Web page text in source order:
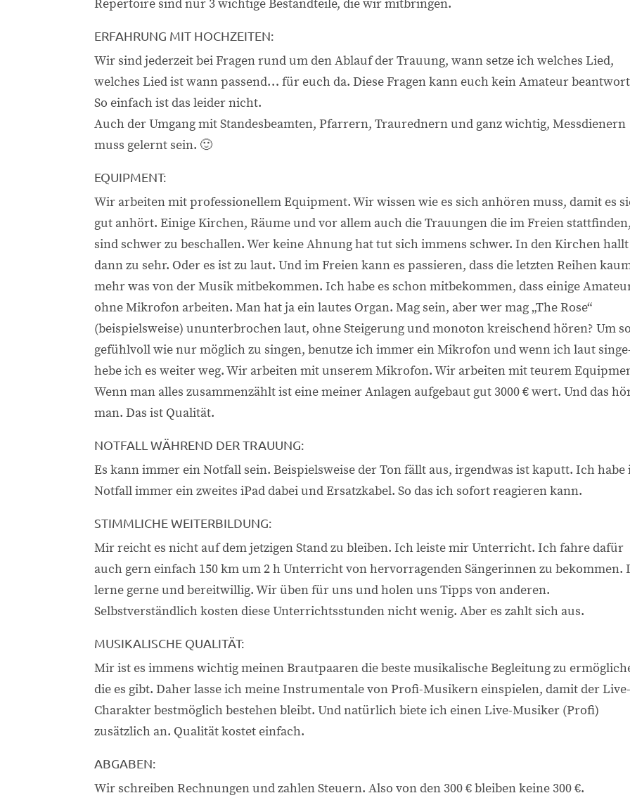
Repertoire sind nur 3 wichtige Bestandteile, die wir mitbringen.
ERFAHRUNG MIT HOCHZEITEN:
Wir sind jederzeit bei Fragen rund um den Ablauf der Trauung, wann setze ich welches Lied,
welches Lied ist wann passend… für euch da. Diese Fragen kann euch kein Amateur
So einfach ist das leider nicht.
Auch der Umgang mit Standesbeamten, Pfarrern, Traurednern und ganz wichtig, Messdienern
muss gelernt sein. 🙂
EQUIPMENT:
Wir arbeiten mit professionellem Equipment. Wir wissen wie es sich anhören muss, damit es
gut anhört. Einige Kirchen, Räume und vor allem auch die Trauungen die im Freien stattfinden,
sind schwer zu beschallen. Wer keine Ahnung hat tut sich immens schwer. In den Kirchen hallt
dann zu sehr. Oder es ist zu laut. Und im Freien kann es passieren, dass die letzten Reihen
mehr was von der Musik mitbekommen. Ich habe es schon mitbekommen, dass einige
ohne Mikrofon arbeiten. Man hat ja ein lautes Organ. Mag sein, aber wer mag „The Rose“
(beispielsweise) ununterbrochen laut, ohne Steigerung und monoton kreischend hören? Um so
gefühlvoll wie nur möglich zu singen, benutze ich immer ein Mikrofon und wenn ich laut
hebe ich es weiter weg. Wir arbeiten mit unserem Mikrofon. Wir arbeiten mit teurem
Wenn man alles zusammenzählt ist eine meiner Anlagen aufgebaut gut 3000 € wert. Und das
man. Das ist Qualität.
NOTFALL WÄHREND DER TRAUUNG:
Es kann immer ein Notfall sein. Beispielsweise der Ton fällt aus, irgendwas ist kaputt. Ich habe
Notfall immer ein zweites iPad dabei und Ersatzkabel. So das ich sofort reagieren kann.
STIMMLICHE WEITERBILDUNG:
Mir reicht es nicht auf dem jetzigen Stand zu bleiben. Ich leiste mir Unterricht. Ich fahre dafür
auch gern einfach 150 km um 2 h Unterricht von hervorragenden Sängerinnen zu bekommen.
lerne gerne und bereitwillig. Wir üben für uns und holen uns Tipps von anderen.
Selbstverständlich kosten diese Unterrichtsstunden nicht wenig. Aber es zahlt sich aus.
MUSIKALISCHE QUALITÄT:
Mir ist es immens wichtig meinen Brautpaaren die beste musikalische Begleitung zu
die es gibt. Daher lasse ich meine Instrumentale von Profi-Musikern einspielen, damit der Live-
Charakter bestmöglich bestehen bleibt. Und natürlich biete ich einen Live-Musiker (Profi)
zusätzlich an. Qualität kostet einfach.
ABGABEN:
Wir schreiben Rechnungen und zahlen Steuern. Also von den 300 € bleiben keine 300 €.